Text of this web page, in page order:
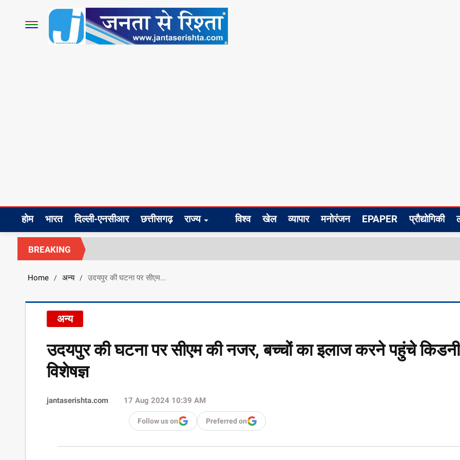
होम भारत दिल्ली-एनसीआर छत्तीसगढ़ राज्य विश्व खेल व्यापार मनोरंजन EPAPER प्रौद्योगिकी
BREAKING
Home / अन्य / उदयपुर की घटना पर सीएम...
अन्य
उदयपुर की घटना पर सीएम की नजर, बच्चों का इलाज करने पहुंचे किडनी
विशेषज्ञ
jantaserishta.com 17 Aug 2024 10:39 AM
Follow us on Preferred on